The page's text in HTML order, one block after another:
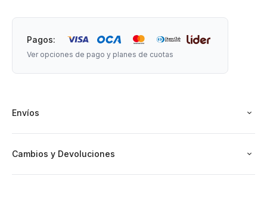
Pagos:
Ver opciones de pago y planes de cuotas
Envíos
Cambios y Devoluciones